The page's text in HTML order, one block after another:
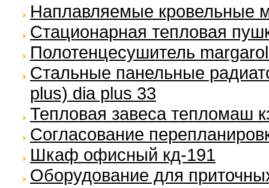
Наплавляемые кровельные
Стационарная тепловая
Полотенцесушитель
Стальные панельные
plus) dia plus 33
Тепловая завеса тепломаш
Согласование
Шкаф офисный кд-191
Оборудование для